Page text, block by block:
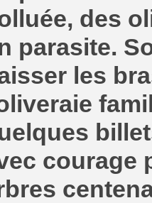
des
parasite.
les
courage